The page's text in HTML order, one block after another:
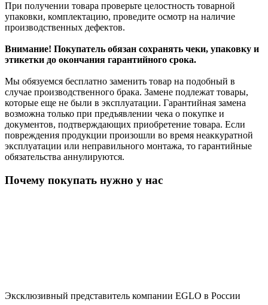
При получении товара проверьте целостность товарной
упаковки, комплектацию, проведите осмотр на наличие
производственных дефектов.
Внимание! Покупатель обязан сохранять чеки, упаковку и
этикетки до окончания гарантийного срока.
Мы обязуемся бесплатно заменить товар на подобный в
случае производственного брака. Замене подлежат товары,
которые еще не были в эксплуатации. Гарантийная замена
возможна только при предъявлении чека о покупке и
документов, подтверждающих приобретение товара. Если
повреждения продукции произошли во время неаккуратной
эксплуатации или неправильного монтажа, то гарантийные
обязательства аннулируются.
Почему покупать нужно у нас
Эксклюзивный представитель компании EGLO в России